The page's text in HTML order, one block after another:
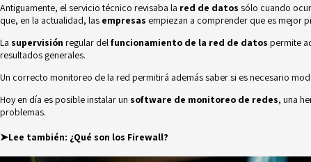
Antiguamente, el servicio técnico revisaba la red de datos sólo cuando
que, en la actualidad, las empresas empiezan a comprender que es mejor
La supervisión regular delfuncionamiento de la red de datos permite
resultados generales.
Un correcto monitoreo de la red permitirá además saber si es necesario
Hoy en día es posible instalar un software de monitoreo de redes, una
problemas.
➤Lee también: ¿Qué son los Firewall?